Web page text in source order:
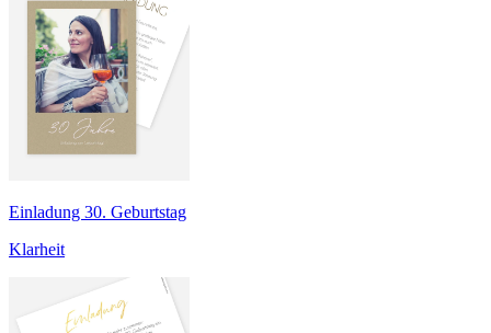
Einladung 30. Geburtstag
Klarheit